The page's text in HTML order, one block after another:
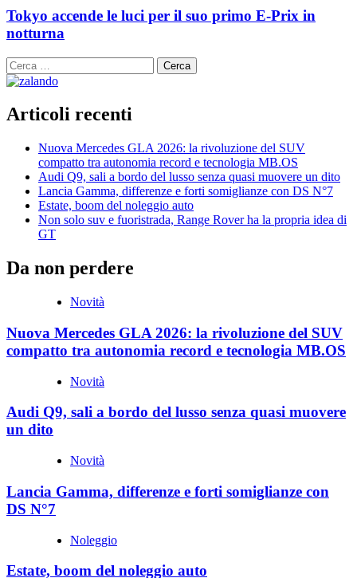
Tokyo accende le luci per il suo primo E-Prix in
notturna
Ricerca
per:
Articoli recenti
Nuova Mercedes GLA 2026: la rivoluzione del SUV
compatto tra autonomia record e tecnologia MB.OS
Audi Q9, sali a bordo del lusso senza quasi muovere un dito
Lancia Gamma, differenze e forti somiglianze con DS N°7
Estate, boom del noleggio auto
Non solo suv e fuoristrada, Range Rover ha la propria idea di
GT
Da non perdere
Novità
Nuova Mercedes GLA 2026: la rivoluzione del SUV
compatto tra autonomia record e tecnologia MB.OS
Novità
Audi Q9, sali a bordo del lusso senza quasi muovere
un dito
Novità
Lancia Gamma, differenze e forti somiglianze con
DS N°7
Noleggio
Estate, boom del noleggio auto